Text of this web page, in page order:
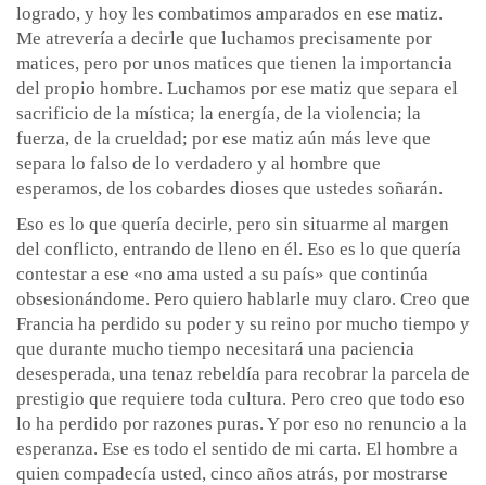
logrado, y hoy les combatimos amparados en ese matiz.
Me atrevería a decirle que luchamos precisamente por
matices, pero por unos matices que tienen la importancia
del propio hombre. Luchamos por ese matiz que separa el
sacrificio de la mística; la energía, de la violencia; la
fuerza, de la crueldad; por ese matiz aún más leve que
separa lo falso de lo verdadero y al hombre que
esperamos, de los cobardes dioses que ustedes soñarán.
Eso es lo que quería decirle, pero sin situarme al margen
del conflicto, entrando de lleno en él. Eso es lo que quería
contestar a ese «no ama usted a su país» que continúa
obsesionándome. Pero quiero hablarle muy claro. Creo que
Francia ha perdido su poder y su reino por mucho tiempo y
que durante mucho tiempo necesitará una paciencia
desesperada, una tenaz rebeldía para recobrar la parcela de
prestigio que requiere toda cultura. Pero creo que todo eso
lo ha perdido por razones puras. Y por eso no renuncio a la
esperanza. Ese es todo el sentido de mi carta. El hombre a
quien compadecía usted, cinco años atrás, por mostrarse